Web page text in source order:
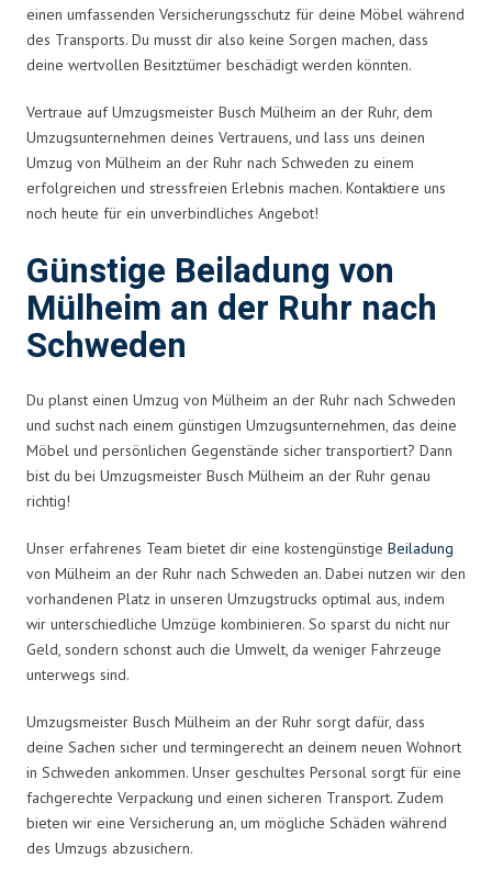
einen umfassenden Versicherungsschutz für deine Möbel während
des Transports. Du musst dir also keine Sorgen machen, dass
deine wertvollen Besitztümer beschädigt werden könnten.
Vertraue auf Umzugsmeister Busch Mülheim an der Ruhr, dem
Umzugsunternehmen deines Vertrauens, und lass uns deinen
Umzug von Mülheim an der Ruhr nach Schweden zu einem
erfolgreichen und stressfreien Erlebnis machen. Kontaktiere uns
noch heute für ein unverbindliches Angebot!
Günstige Beiladung von
Mülheim an der Ruhr nach
Schweden
Du planst einen Umzug von Mülheim an der Ruhr nach Schweden
und suchst nach einem günstigen Umzugsunternehmen, das deine
Möbel und persönlichen Gegenstände sicher transportiert? Dann
bist du bei Umzugsmeister Busch Mülheim an der Ruhr genau
richtig!
Unser erfahrenes Team bietet dir eine kostengünstige Beiladung
von Mülheim an der Ruhr nach Schweden an. Dabei nutzen wir den
vorhandenen Platz in unseren Umzugstrucks optimal aus, indem
wir unterschiedliche Umzüge kombinieren. So sparst du nicht nur
Geld, sondern schonst auch die Umwelt, da weniger Fahrzeuge
unterwegs sind.
Umzugsmeister Busch Mülheim an der Ruhr sorgt dafür, dass
deine Sachen sicher und termingerecht an deinem neuen Wohnort
in Schweden ankommen. Unser geschultes Personal sorgt für eine
fachgerechte Verpackung und einen sicheren Transport. Zudem
bieten wir eine Versicherung an, um mögliche Schäden während
des Umzugs abzusichern.